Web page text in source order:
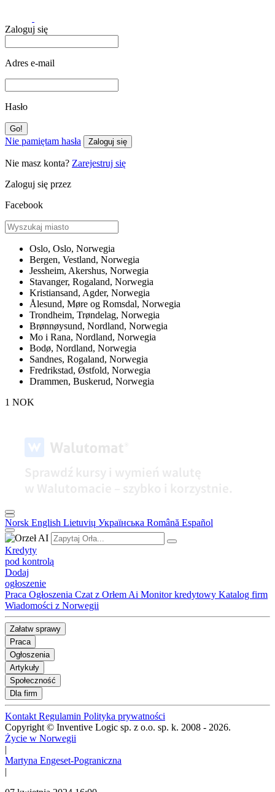
Zaloguj się
Adres e-mail
Hasło
Nie pamiętam hasła Zaloguj się
Nie masz konta? Zarejestruj się
Zaloguj się przez
Facebook
Oslo, Oslo, Norwegia
Bergen, Vestland, Norwegia
Jessheim, Akershus, Norwegia
Stavanger, Rogaland, Norwegia
Kristiansand, Agder, Norwegia
Ålesund, Møre og Romsdal, Norwegia
Trondheim, Trøndelag, Norwegia
Brønnøysund, Nordland, Norwegia
Mo i Rana, Nordland, Norwegia
Bodø, Nordland, Norwegia
Sandnes, Rogaland, Norwegia
Fredrikstad, Østfold, Norwegia
Drammen, Buskerud, Norwegia
1 NOK
Norsk English Lietuvių Українська Română Español
Kredyty
pod kontrolą
Dodaj
ogłoszenie
Praca Ogłoszenia Czat z Orłem Ai Monitor kredytowy Katalog firm
Wiadomości z Norwegii
Załatw sprawy
Praca
Ogłoszenia
Artykuły
Społeczność
Dla firm
Kontakt Regulamin Polityka prywatności
Copyright © Inventive Logic sp. z o.o. sp. k. 2008 - 2026.
Życie w Norwegii
|
Martyna Engeset-Pograniczna
|